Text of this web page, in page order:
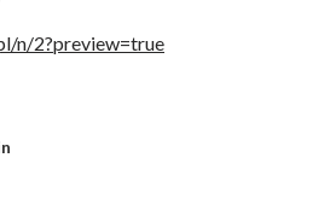
n/2?preview=true